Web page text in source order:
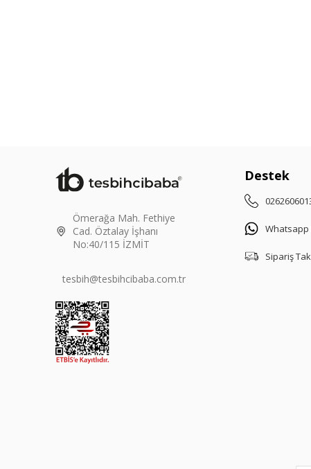
Ömerağa Mah. Fethiye
Cad. Öztalay İşhanı
No:40/115 İZMİT
tesbih@tesbihcibaba.com.tr
Destek
Whatsapp
Sipariş